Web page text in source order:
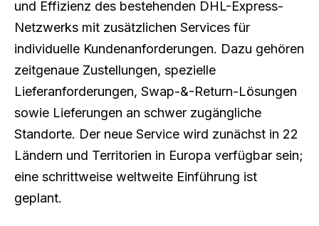
und Effizienz des bestehenden DHL-Express-
Netzwerks mit zusätzlichen Services für
individuelle Kundenanforderungen. Dazu gehören
zeitgenaue Zustellungen, spezielle
Lieferanforderungen, Swap-&-Return-Lösungen
sowie Lieferungen an schwer zugängliche
Standorte. Der neue Service wird zunächst in 22
Ländern und Territorien in Europa verfügbar sein;
eine schrittweise weltweite Einführung ist
geplant.